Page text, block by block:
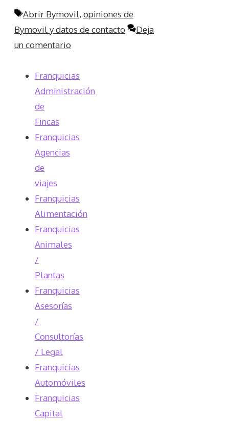
Etiquetas
Abrir Bymovil, opiniones de
Bymovil y datos de contacto
Deja
un comentario
Franquicias
Administración
de
Fincas
Franquicias
Agencias
de
viajes
Franquicias
Alimentación
Franquicias
Animales
/
Plantas
Franquicias
Asesorías
/
Consultorías
/ Legal
Franquicias
Automóviles
Franquicias
Capital